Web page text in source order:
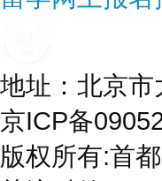
地址：北京
京ICP备
版权所有:首